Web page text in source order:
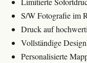
S/W Fotografie im
Druck auf
Vollständige
Personalisierte